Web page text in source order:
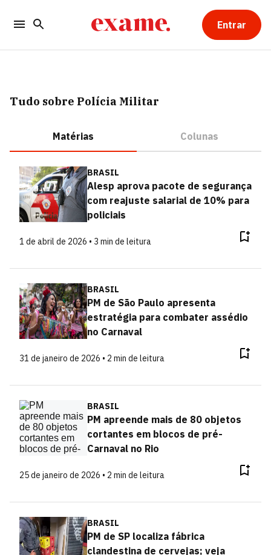
Entrar
Tudo sobre Polícia Militar
Matérias Colunas
BRASIL
Alesp aprova pacote de segurança
com reajuste salarial de 10% para
policiais
1 de abril de 2026 • 3 min de leitura
BRASIL
PM de São Paulo apresenta
estratégia para combater assédio
no Carnaval
31 de janeiro de 2026 • 2 min de leitura
BRASIL
PM apreende mais de 80 objetos
cortantes em blocos de pré-
Carnaval no Rio
25 de janeiro de 2026 • 2 min de leitura
BRASIL
PM de SP localiza fábrica
clandestina de cervejas; veja